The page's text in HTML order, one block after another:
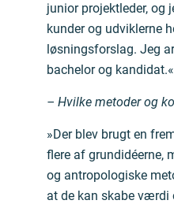
junior projektleder, og
kunder og udviklerne
løsningsforslag. Jeg
bachelor og kandidat.«
– Hvilke metoder og
»Der blev brugt en
flere af grundidéerne,
og antropologiske
at de kan skabe værdi